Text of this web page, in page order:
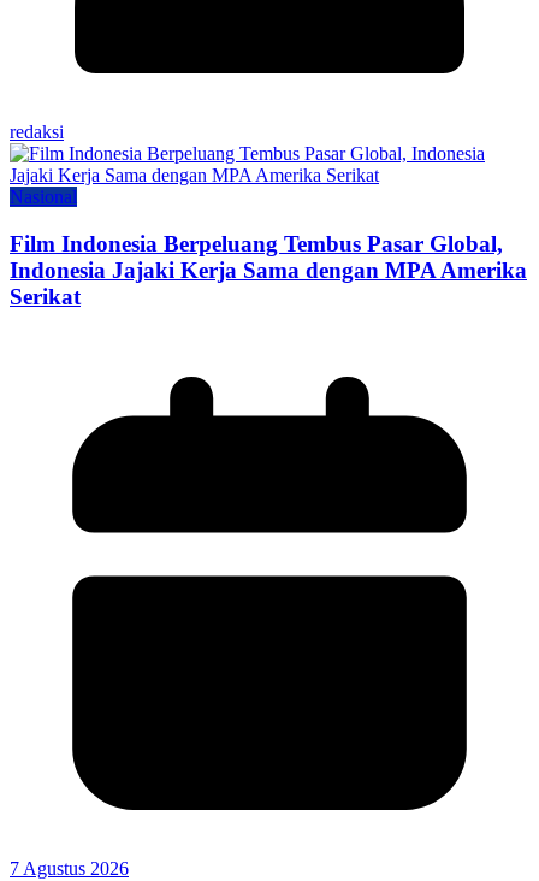
redaksi
Nasional
Film Indonesia Berpeluang Tembus Pasar Global,
Indonesia Jajaki Kerja Sama dengan MPA Amerika
Serikat
7 Agustus 2026